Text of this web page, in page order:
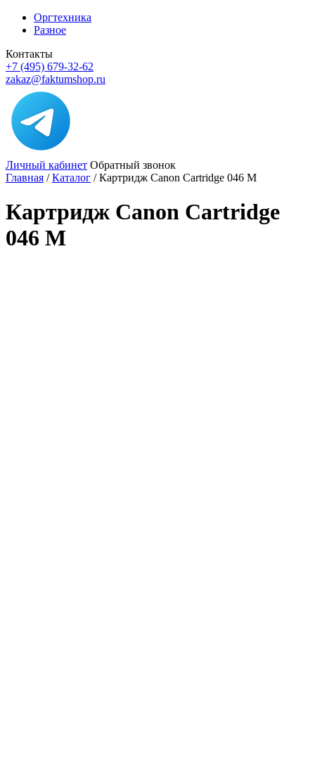
Оргтехника
Разное
Контакты
+7 (495) 679-32-62
zakaz@faktumshop.ru
Личный кабинет Обратный звонок
Главная /Каталог /Картридж Canon Cartridge 046 M
Картридж Canon Cartridge
046 M